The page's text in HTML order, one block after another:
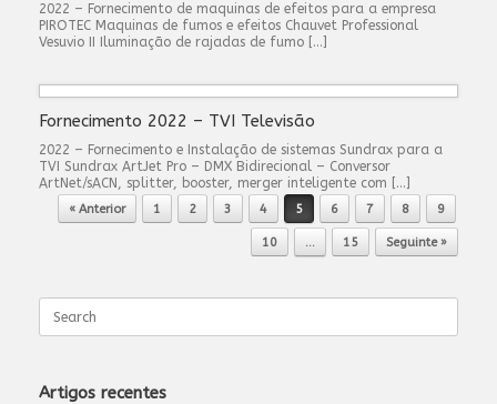
2022 – Fornecimento de maquinas de efeitos para a empresa
PIROTEC Maquinas de fumos e efeitos Chauvet Professional
Vesuvio II Iluminação de rajadas de fumo […]
Fornecimento 2022 – TVI Televisão
2022 – Fornecimento e Instalação de sistemas Sundrax para a
TVI Sundrax ArtJet Pro – DMX Bidirecional – Conversor
ArtNet/sACN, splitter, booster, merger inteligente com […]
Post navigation
« Anterior 1 2 3 4 5 6 7 8 9
10 … 15 Seguinte »
for:
Artigos recentes